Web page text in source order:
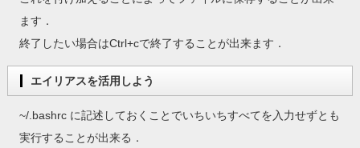
ます．
終了したい場合はCtrl+cで終了することが出来ます．
エイリアスを活用しよう
~/.bashrc に記述しておくことでいちいちすべてを入力せずとも
実行することが出来る．